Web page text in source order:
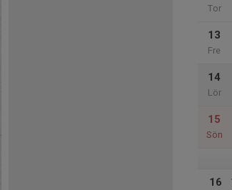
Tor
13
Fre
14
Lör
15
Sön
16